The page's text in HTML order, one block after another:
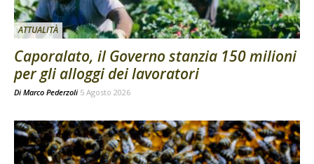
ATTUALITÀ
Caporalato, il Governo stanzia 150 milioni
per gli alloggi dei lavoratori
Di Marco Pederzoli 5 Agosto 2026